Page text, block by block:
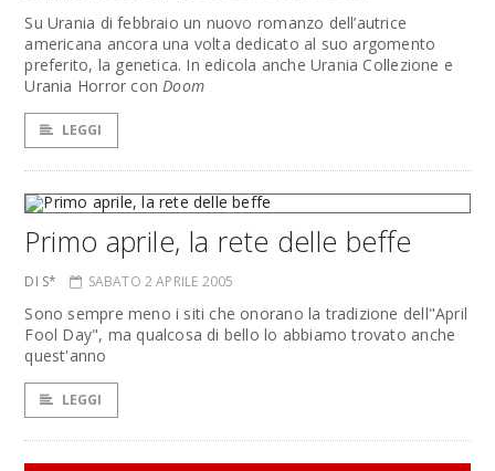
Su Urania di febbraio un nuovo romanzo dell’autrice
americana ancora una volta dedicato al suo argomento
preferito, la genetica. In edicola anche Urania Collezione e
Urania Horror conDoom
LEGGI
Primo aprile, la rete delle beffe
DI S* SABATO 2 APRILE 2005
Sono sempre meno i siti che onorano la tradizione dell"April
Fool Day", ma qualcosa di bello lo abbiamo trovato anche
quest'anno
LEGGI